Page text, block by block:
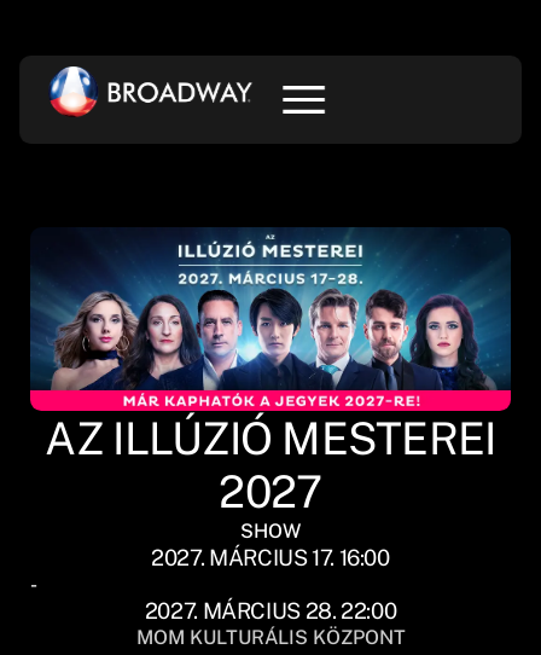
AZ ILLÚZIÓ MESTEREI
2027
SHOW
2027. MÁRCIUS 17. 16:00
-
2027. MÁRCIUS 28. 22:00
MOM KULTURÁLIS KÖZPONT